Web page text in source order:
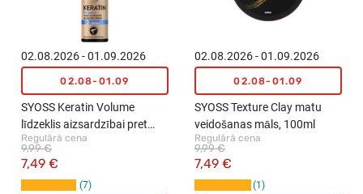
02.08.2026 - 01.09.2026
02.08-01.09
SYOSS Keratin Volume
līdzeklis aizsardzībai pret
karstumu, 200ml
Regulārā cena
7,49 €
9,99 €
7
02.08.2026 - 01.09.2026
02.08-01.09
SYOSS Texture Clay matu
veidošanas māls, 100ml
Regulārā cena
7,49 €
9,99 €
1